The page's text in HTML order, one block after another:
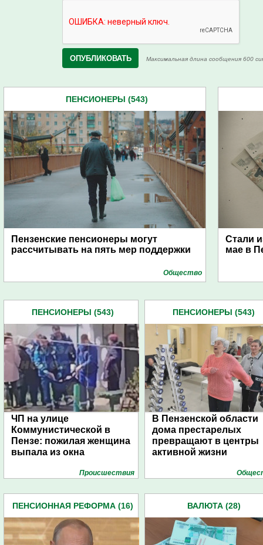
Максимальная длина сообщения 600
ПЕНСИОНЕРЫ (543)
Пензенские пенсионеры могут
рассчитывать на пять мер поддержки
Общество
Стали
мае в
ПЕНСИОНЕРЫ (543)
ЧП на улице
Коммунистической в
Пензе: пожилая женщина
выпала из окна
Проиcшествия
ПЕНСИОНЕРЫ (543)
В Пензенской области
дома престарелых
превращают в центры
активной жизни
ПЕНСИОННАЯ РЕФОРМА (16) ВАЛЮТА (28)